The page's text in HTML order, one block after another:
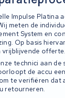
Impulse Platina
meten de
System en
Op basis
vrijblijvende offerte.
technici aan de
de accu
te verifiëren dat
retourneren.